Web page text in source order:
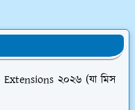
Extensions ২০২৬ (যা মিস